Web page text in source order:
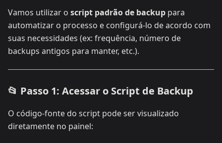
Vamos utilizar o script padrão de backup para
automatizar o processo e configurá-lo de acordo com
suas necessidades (ex: frequência, número de
backups antigos para manter, etc.).
📂 Passo 1: Acessar o Script de Backup
O código-fonte do script pode ser visualizado
diretamente no painel: